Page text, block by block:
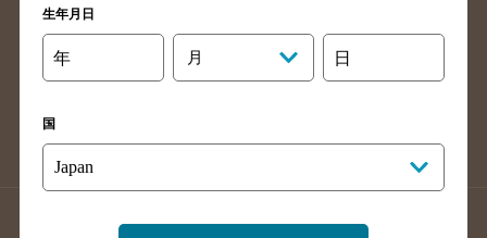
高知県のバー検索
長崎県のバー検索
佐賀県のバー検索
大分県のバー検索
熊本県のバー検索
沖縄県のバー検索
店舗登録方法のご案内
店舗情報更新方法のご案内
生年月日
年 月 日
国